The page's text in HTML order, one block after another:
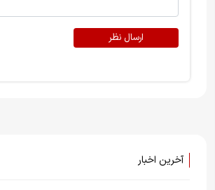
ارسال نظر
آخرین اخبار